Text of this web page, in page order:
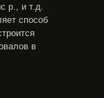
р., и т.д.
способ
в